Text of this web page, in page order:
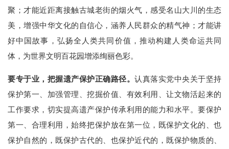
聚；才能近距离接触古城老街的烟火气，感受名山大川的生态
美，增强中华文化的自信心，涵养人民群众的精气神；才能讲
好中国故事，弘扬全人类共同价值，推动构建人类命运共同
体，为世界文明百花园增添绚丽色彩。
要专于业，把握遗产保护正确路径。 认真落实党中央关于坚持
保护第一、加强管理、挖掘价值、有效利用、让文物活起来的
工作要求，切实提高遗产保护传承利用的能力和水平。要保护
第一、合理利用，始终把保护放在第一位，既保护文化的、也
保护自然的，既保护古代的、也保护近代的，既保护物质的、